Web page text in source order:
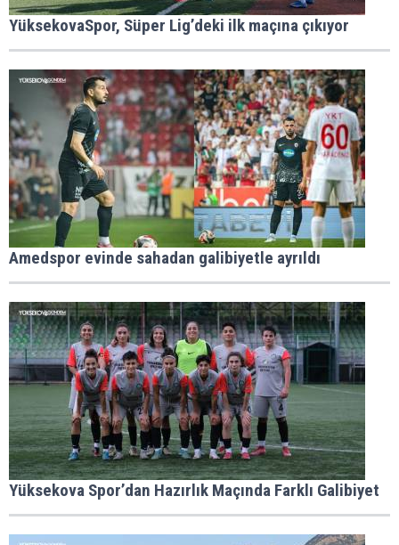
YüksekovaSpor, Süper Lig’deki ilk maçına çıkıyor
Amedspor evinde sahadan galibiyetle ayrıldı
Yüksekova Spor’dan Hazırlık Maçında Farklı Galibiyet